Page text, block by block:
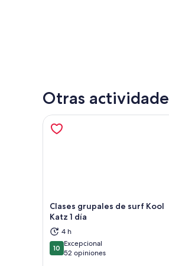
Otras
Clases grupales de surf Kool
Katz 1 día
4 h
1010 de 10
Excepcional
52 opiniones
Se abrirá